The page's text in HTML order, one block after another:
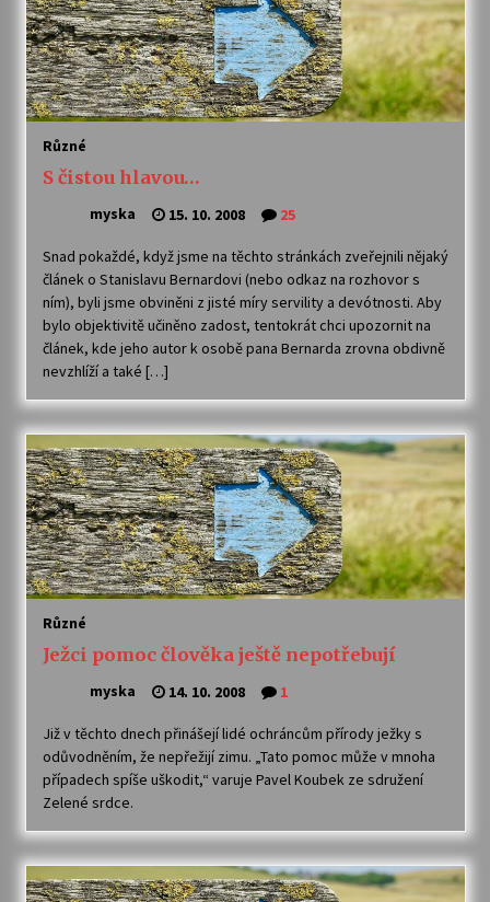
Letní koncerty ve Stromovce: Rufus Miller
22. 7. 2026
17. 7. 2026
Ozvěny prázdnin
14. 7. 2026
Za kulturou kousek za Humpolec. V Želivě ožije
odkaz Josefa Čapka
13. 7. 2026
Varhanní recitál Michala Novenka v Klášteře
Želiv
3. 7. 2026
Petr Adamec – Malovaný svět
30. 6. 2026
Různé
S čistou hlavou…
myska 15. 10. 2008 25
Snad pokaždé, když jsme na těchto stránkách zveřejnili nějaký
článek o Stanislavu Bernardovi (nebo odkaz na rozhovor s
ním), byli jsme obviněni z jisté míry servility a devótnosti. Aby
bylo objektivitě učiněno zadost, tentokrát chci upozornit na
článek, kde jeho autor k osobě pana Bernarda zrovna obdivně
nevzhlíží a také […]
Různé
Ježci pomoc člověka ještě nepotřebují
myska 14. 10. 2008 1
Již v těchto dnech přinášejí lidé ochráncům přírody ježky s
odůvodněním, že nepřežijí zimu. „Tato pomoc může v mnoha
případech spíše uškodit,“ varuje Pavel Koubek ze sdružení
Zelené srdce.